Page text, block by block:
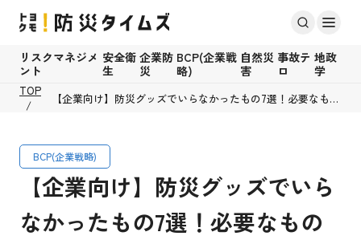
リスクマネジメ
ント
安全衛
生
企業防
災
BCP(企業戦
略)
自然災
害
事故テ
ロ
地政
学
TOP
【企業向け】防災グッズでいらなかったもの7選！必要なもの
BCP(企業戦略)
【企業向け】防災グッズでいら
なかったもの7選！必要なもの